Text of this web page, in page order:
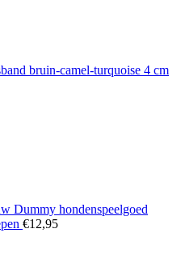
bruin-camel-turquoise 4 cm
Dummy hondenspeelgoed
€12,95